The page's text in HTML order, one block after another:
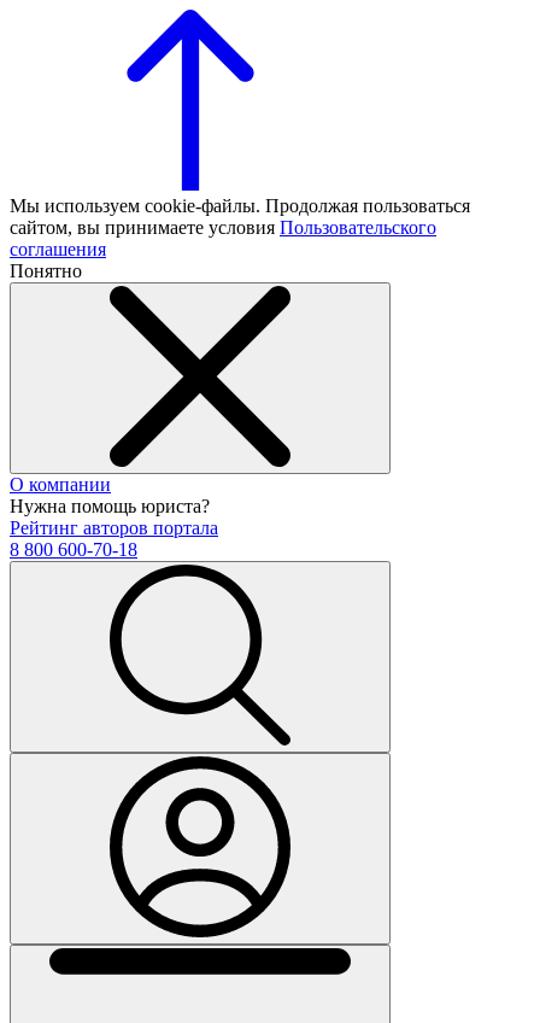
Мы используем cookie-файлы. Продолжая пользоваться
сайтом, вы принимаете условия Пользовательского
соглашения
Понятно
О компании
Нужна помощь юриста?
Рейтинг авторов портала
8 800 600-70-18